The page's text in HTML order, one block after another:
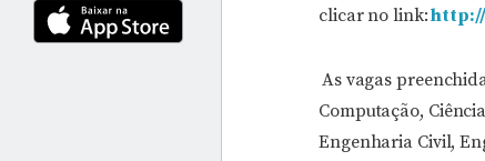
clicar no link:http://
As vagas
Computação,
Engenharia Civil,